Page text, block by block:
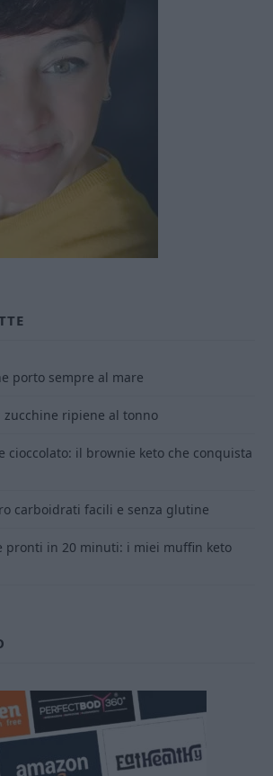
porto sempre al mare
zucchine ripiene al tonno
cioccolato: il brownie keto che conquista
carboidrati facili e senza glutine
pronti in 20 minuti: i miei muffin keto